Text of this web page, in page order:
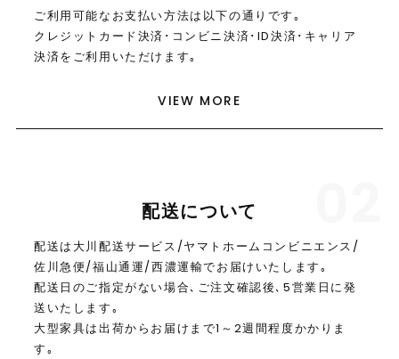
ご利用可能なお支払い方法は以下の通りです｡
クレジットカード決済･コンビニ決済･ID決済･キャリア
決済をご利用いただけます｡
VIEW MORE
配送について
配送は大川配送サービス/ヤマトホームコンビニエンス/
佐川急便/福山通運/西濃運輸でお届けいたします｡
配送日のご指定がない場合､ご注文確認後､5営業日に発
送いたします｡
大型家具は出荷からお届けまで1～2週間程度かかりま
す｡